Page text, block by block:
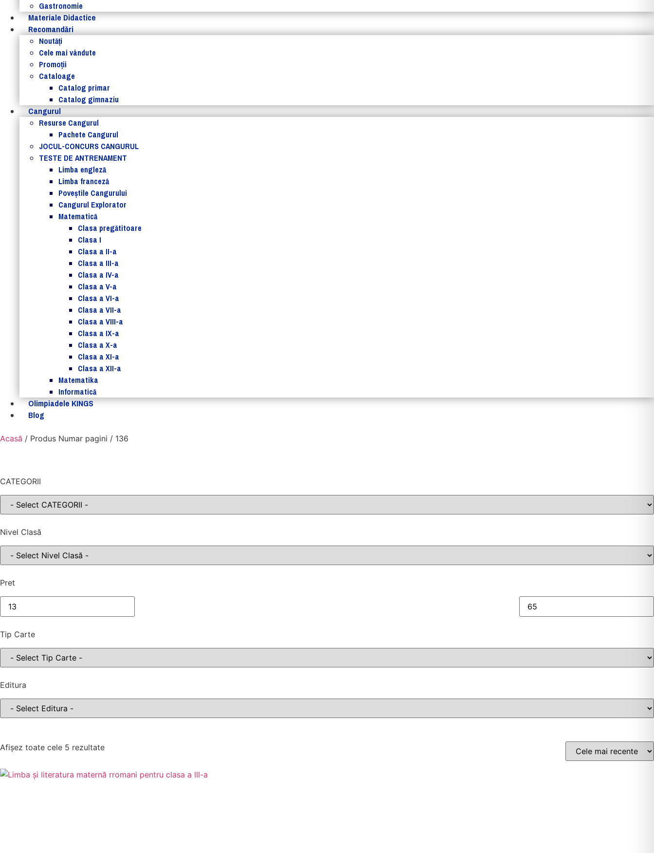
Gastronomie
Materiale Didactice
Recomandări
Noutăţi
Cele mai vândute
Promoții
Cataloage
Catalog primar
Catalog gimnaziu
Cangurul
Resurse Cangurul
Pachete Cangurul
JOCUL-CONCURS CANGURUL
TESTE DE ANTRENAMENT
Limba engleză
Limba franceză
Poveștile Cangurului
Cangurul Explorator
Matematică
Clasa pregătitoare
Clasa I
Clasa a II-a
Clasa a III-a
Clasa a IV-a
Clasa a V-a
Clasa a VI-a
Clasa a VII-a
Clasa a VIII-a
Clasa a IX-a
Clasa a X-a
Clasa a XI-a
Clasa a XII-a
Matematika
Informatică
Olimpiadele KINGS
Blog
Acasă / Produs Numar pagini / 136
CATEGORII
Nivel Clasă
Pret
Tip Carte
Editura
Afișez toate cele 5 rezultate